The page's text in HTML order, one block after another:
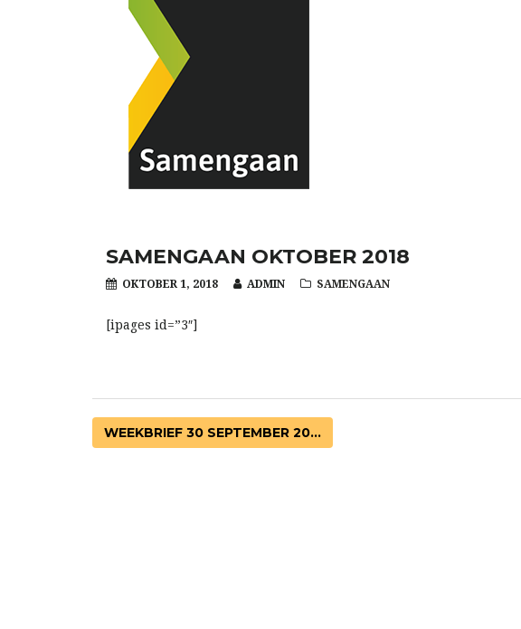
SAMENGAAN OKTOBER 2018
OKTOBER 1, 2018 ADMIN SAMENGAAN
[ipages id=”3″]
WEEKBRIEF 30 SEPTEMBER 20...